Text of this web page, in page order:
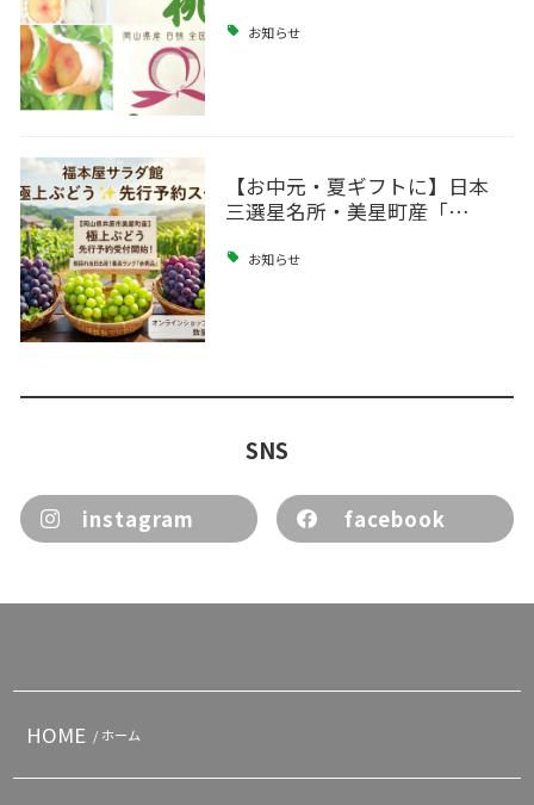
お知らせ
【お中元・夏ギフトに】日本
三選星名所・美星町産「…
お知らせ
SNS
instagram facebook
HOME / ホーム